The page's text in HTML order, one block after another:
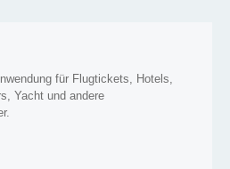
für Flugtickets, Hotels,
Yacht und andere